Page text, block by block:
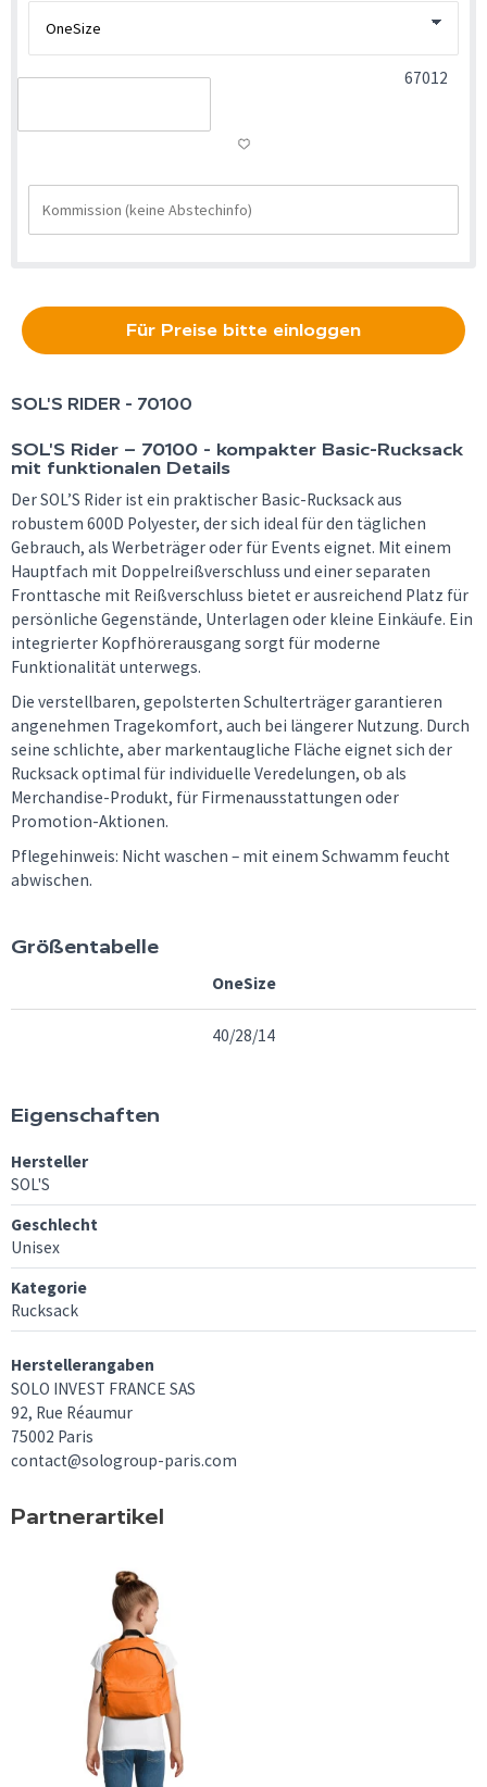
67012
Für Preise bitte einloggen
SOL'S RIDER - 70100
SOL'S Rider – 70100 - kompakter Basic-Rucksack
mit funktionalen Details
Der SOL’S Rider ist ein praktischer Basic-Rucksack aus
robustem 600D Polyester, der sich ideal für den täglichen
Gebrauch, als Werbeträger oder für Events eignet. Mit einem
Hauptfach mit Doppelreißverschluss und einer separaten
Fronttasche mit Reißverschluss bietet er ausreichend Platz für
persönliche Gegenstände, Unterlagen oder kleine Einkäufe. Ein
integrierter Kopfhörerausgang sorgt für moderne
Funktionalität unterwegs.
Die verstellbaren, gepolsterten Schulterträger garantieren
angenehmen Tragekomfort, auch bei längerer Nutzung. Durch
seine schlichte, aber markentaugliche Fläche eignet sich der
Rucksack optimal für individuelle Veredelungen, ob als
Merchandise-Produkt, für Firmenausstattungen oder
Promotion-Aktionen.
Pflegehinweis: Nicht waschen – mit einem Schwamm feucht
abwischen.
Größentabelle
OneSize
40/28/14
Eigenschaften
Hersteller
SOL'S
Geschlecht
Unisex
Kategorie
Rucksack
Herstellerangaben
SOLO INVEST FRANCE SAS
92, Rue Réaumur
75002 Paris
contact@sologroup-paris.com
Partnerartikel